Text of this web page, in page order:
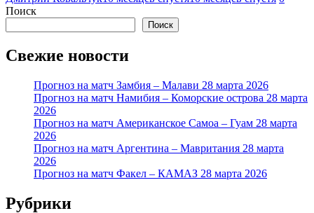
Поиск
Поиск
Свежие новости
Прогноз на матч Замбия – Малави 28 марта 2026
Прогноз на матч Намибия – Коморские острова 28 марта
2026
Прогноз на матч Американское Самоа – Гуам 28 марта
2026
Прогноз на матч Аргентина – Мавритания 28 марта
2026
Прогноз на матч Факел – КАМАЗ 28 марта 2026
Рубрики